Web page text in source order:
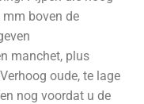
boven de
manchet, plus
oude, te lage
nog voordat u de